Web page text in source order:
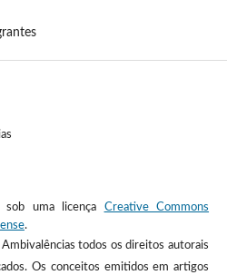
sob uma licença Creative Commons
.
todos os direitos autorais
Os conceitos emitidos em artigos